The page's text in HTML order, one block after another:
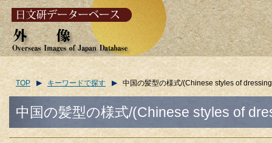
TOP キーワードで探す 中国の髪型の様式/(Chinese styles of
中国の髪型の様式/(Chinese styles of